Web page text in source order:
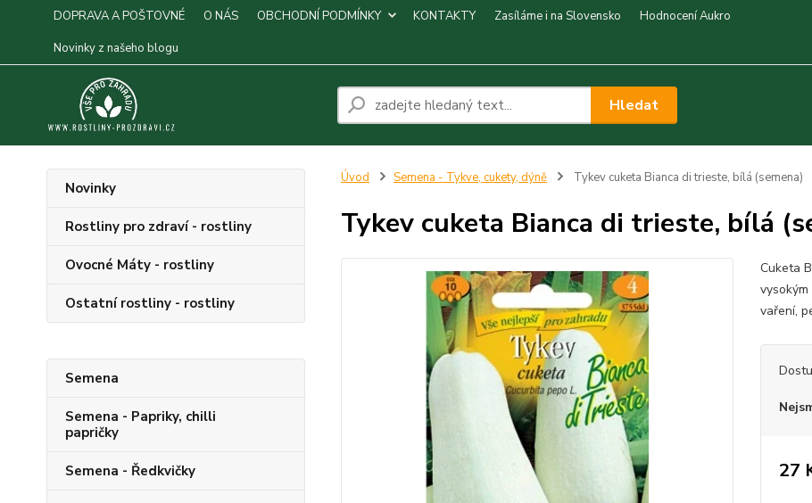
DOPRAVA A POŠTOVNÉ O NÁS OBCHODNÍ PODMÍNKY KONTAKTY Zasíláme i na Slovensko
Hodnocení Aukro
Novinky z našeho blogu
Hledat
Novinky
Rostliny pro zdraví - rostliny
Ovocné Máty - rostliny
Ostatní rostliny - rostliny
Semena
Semena - Papriky, chilli
papričky
Semena - Ředkvičky
Úvod Semena - Tykve, cukety, dýně Tykev cuketa Bianca di trieste, bílá (semena)
Tykev cuketa Bianca di trieste, bílá
Cuketa
vaření,
27